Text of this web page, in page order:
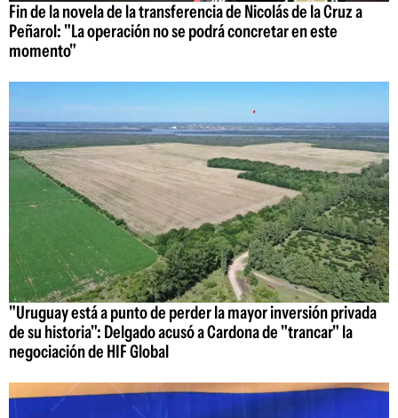
Fin de la novela de la transferencia de Nicolás de la Cruz a
Peñarol: "La operación no se podrá concretar en este
momento"
"Uruguay está a punto de perder la mayor inversión privada
de su historia": Delgado acusó a Cardona de "trancar" la
negociación de HIF Global